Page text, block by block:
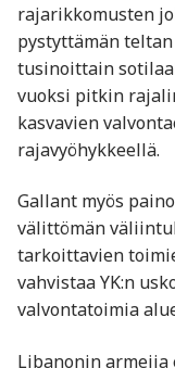
rajarikkomusten
pystyttämän
tusinoittain
vuoksi pitkin
kasvavien
rajavyöhykkeellä.
Gallant myös
välittömän
tarkoittavien
vahvistaa YK:n
valvontatoimia
Libanonin armeija